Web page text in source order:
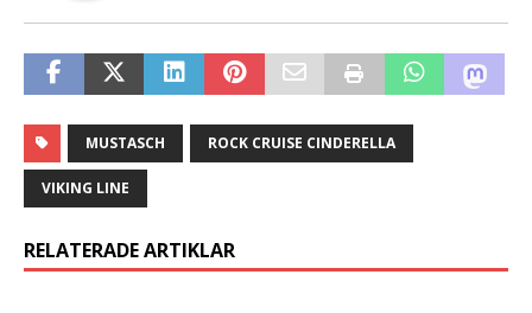
MUSTASCH ROCK CRUISE CINDERELLA
VIKING LINE
RELATERADE ARTIKLAR